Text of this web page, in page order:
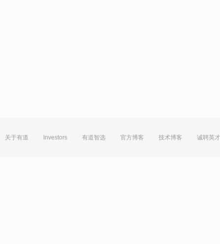
关于有道 Investors 有道智选 官方博客 技术博客 诚聘英才